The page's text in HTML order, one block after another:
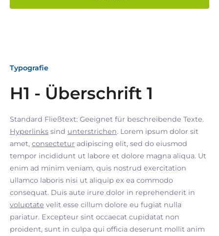
Typografie
H1 - Überschrift 1
Standard Fließtext: Geeignet für beschreibende Texte.
Hyperlinks sind unterstrichen. Lorem ipsum dolor sit
amet, consectetur adipiscing elit, sed do eiusmod
tempor incididunt ut labore et dolore magna aliqua. Ut
enim ad minim veniam, quis nostrud exercitation
ullamco laboris nisi ut aliquip ex ea commodo
consequat. Duis aute irure dolor in reprehenderit in
voluptate velit esse cillum dolore eu fugiat nulla
pariatur. Excepteur sint occaecat cupidatat non
proident, sunt in culpa qui officia deserunt mollit anim